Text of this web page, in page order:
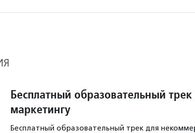
Бесплатный образовательный трек
маркетингу
Бесплатный образовательный трек для